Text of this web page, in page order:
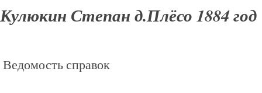
Кулюкин Степан д.Плёсо 1884 год
Ведомость справок